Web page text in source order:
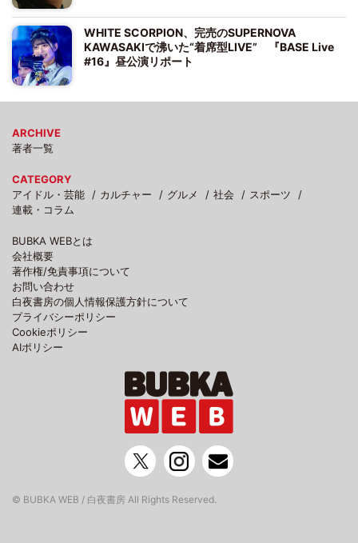
WHITE SCORPION、完売のSUPERNOVA
KAWASAKIで沸いた“着席型LIVE” 『BASE Live
#16』昼公演リポート
ARCHIVE
著者一覧
CATEGORY
アイドル・芸能
カルチャー グルメ 社会
スポーツ
連載・コラム
BUBKA WEBとは
会社概要
著作権/免責事項について
お問い合わせ
白夜書房の個人情報保護方針について
プライバシーポリシー
Cookieポリシー
AIポリシー
© BUBKA WEB / 白夜書房 All Rights Reserved.